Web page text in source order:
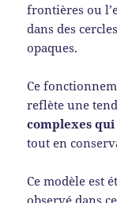
frontières ou
dans des
opaques.
Ce
reflète une
complexes
tout en
Ce modèle est
observé dans